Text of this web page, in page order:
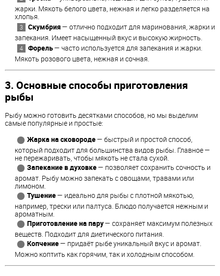
жарки. Мякоть белого цвета, нежная и легко разделяется на
хлопья.
Скумбрия — отлично подходит для маринования, жарки и
запекания. Имеет насыщенный вкус и высокую жирность.
Форель— часто используется для запекания и жарки.
Мякоть розового цвета, нежная и сочная.
3. Основные способы приготовления
рыбы
Рыбу можно готовить десятками способов, но мы выделим
самые популярные и простые:
Жарка на сковороде— быстрый и простой способ,
который подходит для большинства видов рыбы. Главное —
не пережаривать, чтобы мякоть не стала сухой.
Запекание в духовке— позволяет сохранить сочность и
аромат. Рыбу можно запекать с овощами, травами или
лимоном.
Тушение— идеально для рыбы с плотной мякотью,
например, трески или палтуса. Блюдо получается нежным и
ароматным.
Приготовление на пару— сохраняет максимум полезных
веществ. Подходит для диетического питания.
Копчение— придаёт рыбе уникальный вкус и аромат.
Можно коптить как горячим, так и холодным способом.